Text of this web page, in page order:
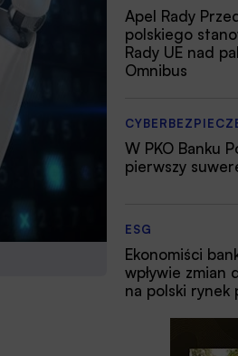
Apel Rady
polskiego
Rady UE nad
Omnibus
W PKO Banku
pierwszy
ESG
Ekonomiści
wpływie zmian
na polski rynek